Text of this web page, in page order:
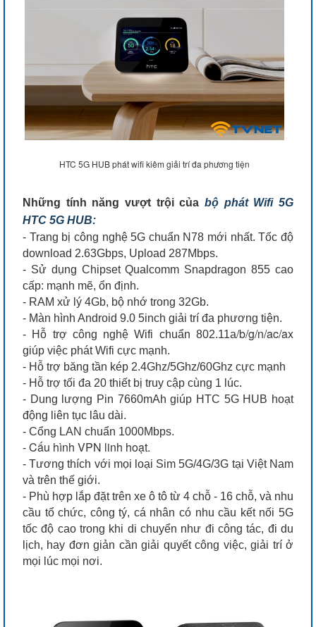
HTC 5G HUB phát wifi kiêm giải trí đa phương tiện
Những tính năng vượt trội của bộ phát Wifi 5G
HTC 5G HUB:
- Trang bị công nghệ 5G chuẩn N78 mới nhất. Tốc độ
download 2.63Gbps, Upload 287Mbps.
- Sử dụng Chipset Qualcomm Snapdragon 855 cao
cấp: mạnh mẽ, ổn định.
- RAM xử lý 4Gb, bộ nhớ trong 32Gb.
- Màn hình Android 9.0 5inch giải trí đa phương tiện.
- Hỗ trợ công nghệ Wifi chuẩn 802.11a/b/g/n/ac/ax
giúp việc phát Wifi cực mạnh.
- Hỗ trợ băng tần kép 2.4Ghz/5Ghz/60Ghz cực mạnh
- Hỗ trợ tối đa 20 thiết bị truy cập cùng 1 lúc.
- Dung lượng Pin 7660mAh giúp HTC 5G HUB hoạt
động liên tục lâu dài.
- Cổng LAN chuẩn 1000Mbps.
- Cấu hình VPN linh hoạt.
- Tương thích với mọi loại Sim 5G/4G/3G tại Việt Nam
và trên thế giới.
- Phù hợp lắp đặt trên xe ô tô từ 4 chỗ - 16 chỗ, và nhu
cầu tổ chức, công tý, cá nhân có nhu cầu kết nối 5G
tốc độ cao trong khi di chuyển như đi công tác, đi du
lịch, hay đơn giản cần giải quyết công việc, giải trí ở
mọi lúc mọi nơi.